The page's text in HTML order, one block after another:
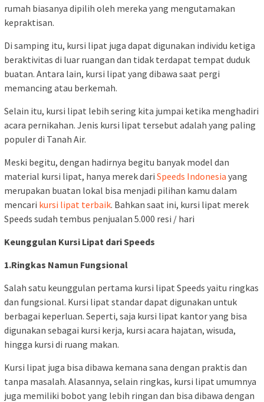
rumah biasanya dipilih oleh mereka yang mengutamakan
kepraktisan.
Di samping itu, kursi lipat juga dapat digunakan individu ketiga
beraktivitas di luar ruangan dan tidak terdapat tempat duduk
buatan. Antara lain, kursi lipat yang dibawa saat pergi
memancing atau berkemah.
Selain itu, kursi lipat lebih sering kita jumpai ketika menghadiri
acara pernikahan. Jenis kursi lipat tersebut adalah yang paling
populer di Tanah Air.
Meski begitu, dengan hadirnya begitu banyak model dan
material kursi lipat, hanya merek dari Speeds Indonesia yang
merupakan buatan lokal bisa menjadi pilihan kamu dalam
mencari kursi lipat terbaik. Bahkan saat ini, kursi lipat merek
Speeds sudah tembus penjualan 5.000 resi / hari
Keunggulan Kursi Lipat dari Speeds
1.Ringkas Namun Fungsional
Salah satu keunggulan pertama kursi lipat Speeds yaitu ringkas
dan fungsional. Kursi lipat standar dapat digunakan untuk
berbagai keperluan. Seperti, saja kursi lipat kantor yang bisa
digunakan sebagai kursi kerja, kursi acara hajatan, wisuda,
hingga kursi di ruang makan.
Kursi lipat juga bisa dibawa kemana sana dengan praktis dan
tanpa masalah. Alasannya, selain ringkas, kursi lipat umumnya
juga memiliki bobot yang lebih ringan dan bisa dibawa dengan